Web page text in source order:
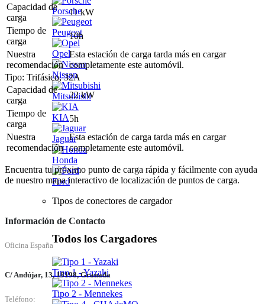
Porsche
Peugeot
Opel
Nissan
Mitsubishi
KIA
Jaguar
Honda
Ford
Tipos de conectores de cargador
Todos los Cargadores
Tipo 1 - Yazaki
Tipo 2 - Mennekes
Capacidad de
carga
11 kW
Tiempo de
carga
10h
Nuestra
recomendación
Esta estación de carga tarda más en cargar
completamente este automóvil.
Tipo: Trifásico, 32A
Capacidad de
carga
22 kW
Tiempo de
carga
5h
Nuestra
recomendación
Esta estación de carga tarda más en cargar
completamente este automóvil.
Encuentra tu próximo punto de carga rápida y fácilmente con ayuda
de nuestro mapa interactivo de localización de puntos de carga.
Información de Contacto
Oficina España
C/ Andújar, 13, 18198, Granada
Teléfono: